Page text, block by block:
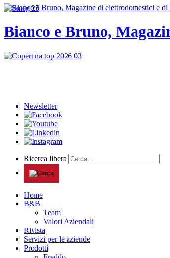
Bianco e Bruno,
Newsletter
Ricerca libera
Home
B&B
Team
Valori Aziendali
Rivista
Servizi per le aziende
Prodotti